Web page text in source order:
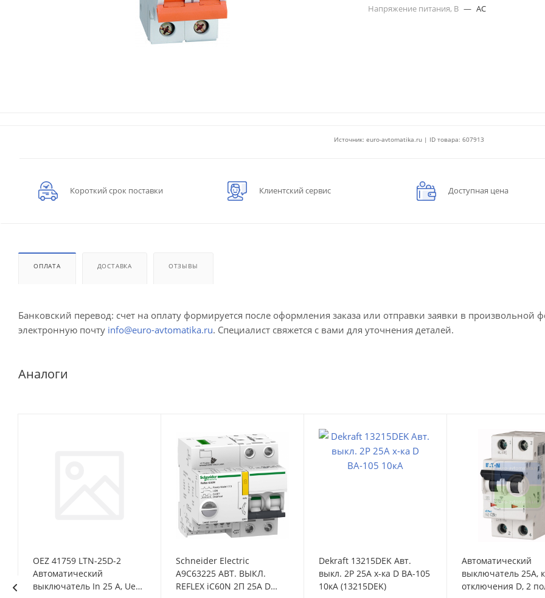
Напряжение питания, В — AC
Источник: euro-avtomatika.ru | ID товара: 607913
Короткий срок поставки Клиентский сервис Доступная цена
ОПЛАТА ДОСТАВКА ОТЗЫВЫ
Банковский перевод: счет на оплату формируется после оформления заказа или отправки заявки в произвольной
электронную почту info@euro-avtomatika.ru. Специалист свяжется с вами для уточнения деталей.
Аналоги
OEZ 41759 LTN-25D-2
Автоматический
выключатель In 25 A, Ue
Schneider Electric
A9C63225 АВТ. ВЫКЛ.
REFLEX iC60N 2П 25A D
Dekraft 13215DEK Авт.
выкл. 2P 25A х-ка D ВА-105
10кА (13215DEK)
Автоматический
выключатель 25А,
отключения D, 2